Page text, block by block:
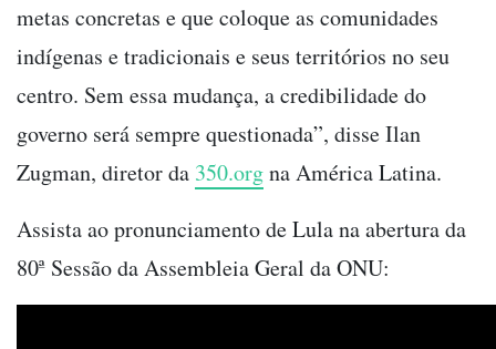
metas concretas e que coloque as comunidades
indígenas e tradicionais e seus territórios no seu
centro. Sem essa mudança, a credibilidade do
governo será sempre questionada”, disse Ilan
Zugman, diretor da 350.orgna América Latina.
Assista ao pronunciamento de Lula na abertura da
80ª Sessão da Assembleia Geral da ONU: